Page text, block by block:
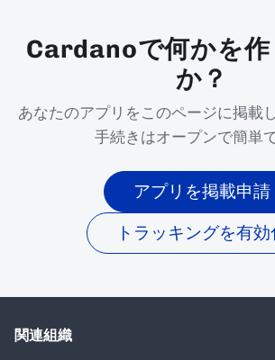
Cardanoで何かを作
か？
あなたのアプリをこのページに掲載
手続きはオープンで簡単で
アプリを掲載申請
トラッキングを有効
関連組織